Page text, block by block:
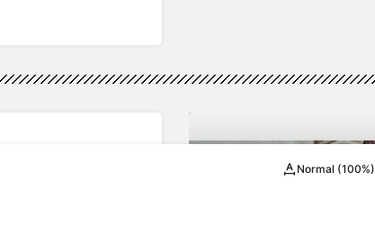
Normal (100%)